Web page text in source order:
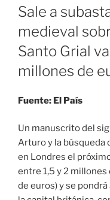
EL
Sale a
medieval
Santo Grial
millones de
Fuente: El País
Un manuscrito del
Arturo y la búsqueda
en Londres el
entre 1,5 y 2 millones
de euros) y se